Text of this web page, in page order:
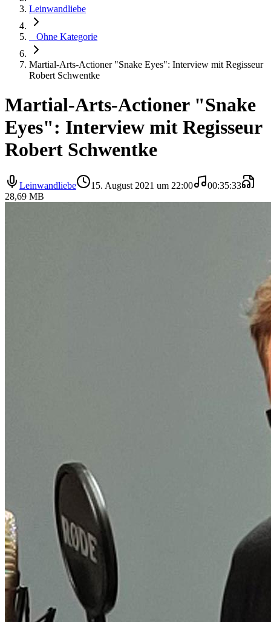
Leinwandliebe
_ Ohne Kategorie
Martial-Arts-Actioner "Snake Eyes": Interview mit Regisseur
Robert Schwentke
Martial-Arts-Actioner "Snake
Eyes": Interview mit Regisseur
Robert Schwentke
Leinwandliebe 15. August 2021 um 22:00
00:35:33
28,69 MB